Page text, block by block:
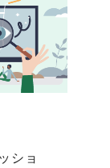
ショ